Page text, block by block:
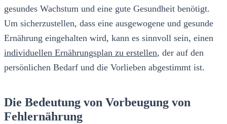
gesundes Wachstum und eine gute Gesundheit benötigt.
Um sicherzustellen, dass eine ausgewogene und gesunde
Ernährung eingehalten wird, kann es sinnvoll sein, einen
individuellen Ernährungsplan zu erstellen, der auf den
persönlichen Bedarf und die Vorlieben abgestimmt ist.
Die Bedeutung von Vorbeugung von
Fehlernährung